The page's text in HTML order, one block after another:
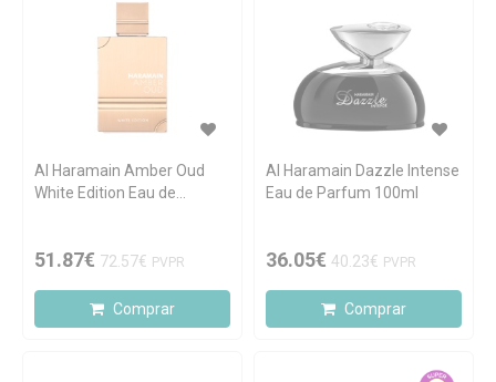
Al Haramain Amber Oud
White Edition Eau de
51.87€ 72.57€ PVPR
Comprar
Al Haramain Dazzle Intense
Eau de Parfum 100ml
36.05€ 40.23€ PVPR
Comprar